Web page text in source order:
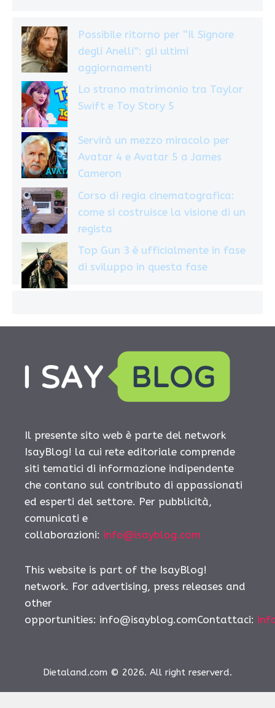
Possibile ritorno per “Il Signore
degli Anelli”: gli ultimi
aggiornamenti
Lo strano matrimonio tra Taylor
Swift e Toy Story 5
Servirà un mezzo miracolo per
Avatar 4 e Avatar 5 a James
Cameron
Corso di regia cinematografica:
come si costruisce la visione di un
regista
Top Gun 3 è ufficialmente in fase
di sviluppo in questa fase
Il presente sito web è parte del network
IsayBlog! la cui rete editoriale comprende
siti tematici di informazione indipendente
che contano sul contributo di appassionati
ed esperti del settore. Per pubblicità,
comunicati e
collaborazioni: info@isayblog.com
This website is part of the IsayBlog!
network. For advertising, press releases and
other
opportunities: info@isayblog.comContattaci:
Dietaland.com © 2026. All right reserverd.